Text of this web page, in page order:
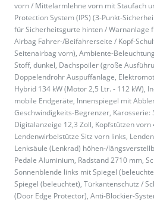
vorn / Mittelarmlehne vorn mit Staufach
Protection System (IPS) (3-Punkt-
für Sicherheitsgurte hinten / Warnanlage
Airbag Fahrer-/Beifahrerseite / Kopf-
Seitenairbag vorn), Ambiente-
Stoff, dunkel, Dachspoiler (große
Doppelendrohr Auspuffanlage,
Hybrid 134 kW (Motor 2,5 Ltr. - 112 kW),
mobile Endgeräte, Innenspiegel mit
Geschwindigkeits-Begrenzer,
Digitalanzeige 12,3 Zoll, Kopfstützen
Lendenwirbelstütze Sitz vorn links,
Lenksäule (Lenkrad) höhen-/
Pedale Aluminium, Radstand 2710 mm,
Sonnenblende links mit Spiegel
Spiegel (beleuchtet), Türkantenschutz /
(Door Edge Protector), Anti-Blockier-